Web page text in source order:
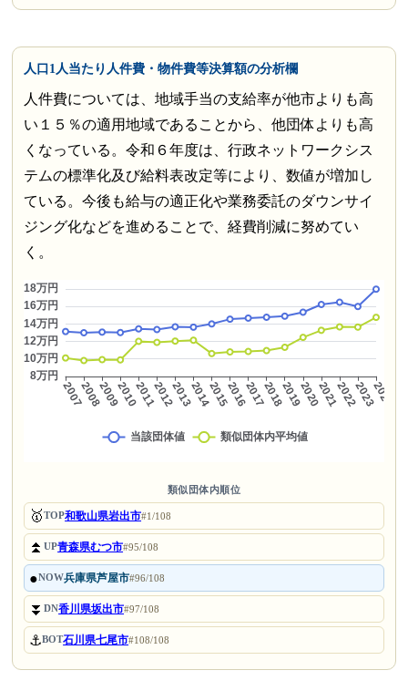
人口1人当たり人件費・物件費等決算額の分析欄
人件費については、地域手当の支給率が他市よりも高
い１５％の適用地域であることから、他団体よりも高
くなっている。令和６年度は、行政ネットワークシス
テムの標準化及び給料表改定等により、数値が増加し
ている。今後も給与の適正化や業務委託のダウンサイ
ジング化などを進めることで、経費削減に努めてい
く。
類似団体内順位
🥇TOP和歌山県岩出市#1/108
⏫UP青森県むつ市#95/108
●NOW兵庫県芦屋市#96/108
⏬DN香川県坂出市#97/108
⚓BOT石川県七尾市#108/108